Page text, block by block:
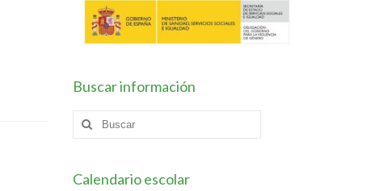
Buscar información
Buscar
por:
Calendario escolar